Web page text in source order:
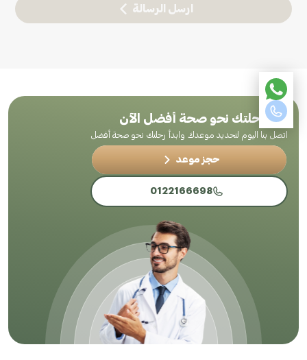
ارسل الرسالة
ابدأ رحلتك نحو صحة أفضل الآن
اتصل بنا اليوم لتحديد موعدك وابدأ رحلتك نحو صحة أفضل
حجز موعد
0122166698